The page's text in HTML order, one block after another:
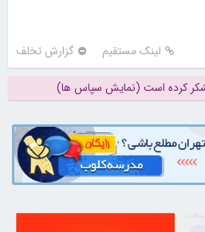
لینک مستقیم گزارش تخلف
کرده است (نمایش سپاس ها)